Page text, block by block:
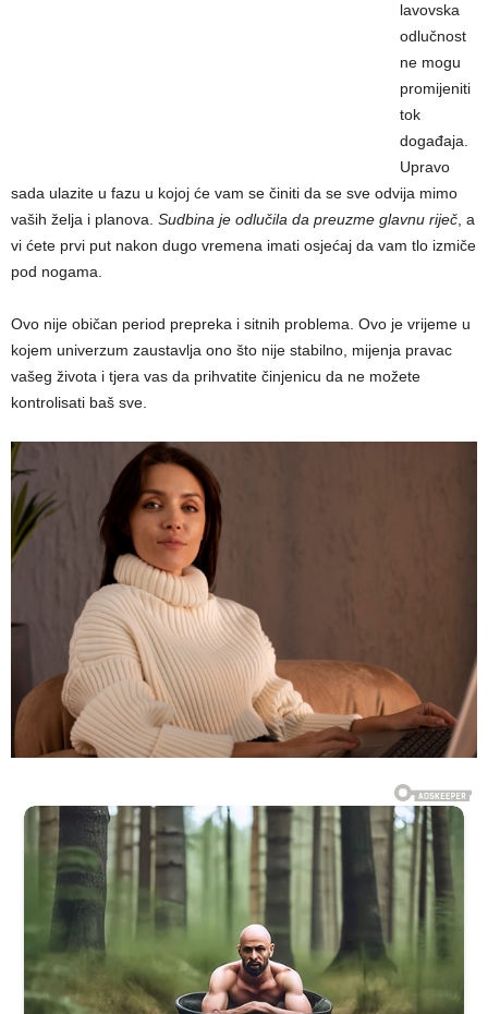
lavovska
odlučnost
ne mogu
promijeniti
tok
događaja.
Upravo
sada ulazite u fazu u kojoj će vam se činiti da se sve odvija mimo
vaših želja i planova. Sudbina je odlučila da preuzme glavnu riječ , a
vi ćete prvi put nakon dugo vremena imati osjećaj da vam tlo izmiče
pod nogama.
Ovo nije običan period prepreka i sitnih problema. Ovo je vrijeme u
kojem univerzum zaustavlja ono što nije stabilno, mijenja pravac
vašeg života i tjera vas da prihvatite činjenicu da ne možete
kontrolisati baš sve.